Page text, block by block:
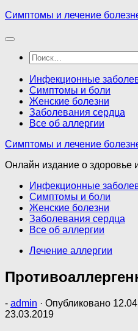
Перейти
содержимому
Симптомы и лечение
Найти:
Инфекционные
Симптомы и боли
Женские болезни
Заболевания сердца
Все об аллергии
Симптомы и лечение
Онлайн издание о здоровье
Инфекционные
Симптомы и боли
Женские болезни
Заболевания сердца
Все об аллергии
Лечение аллергии
- admin · Опубликовано
23.03.2019